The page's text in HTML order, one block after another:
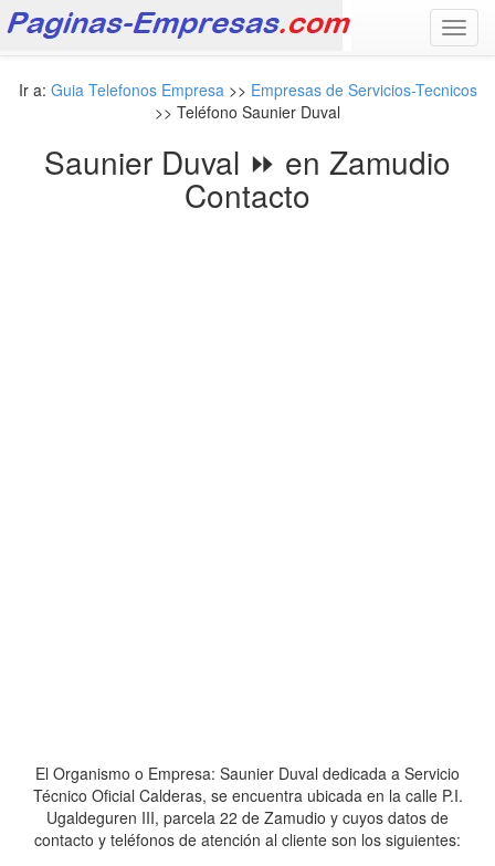
Ir a: Guia Telefonos Empresa>> Empresas de Servicios-Tecnicos
>> Teléfono Saunier Duval
Saunier Duval ⏩ en Zamudio
Contacto
El Organismo o Empresa: Saunier Duval dedicada a Servicio
Técnico Oficial Calderas, se encuentra ubicada en la calle P.I.
Ugaldeguren III, parcela 22 de Zamudio y cuyos datos de
contacto y teléfonos de atención al cliente son los siguientes: